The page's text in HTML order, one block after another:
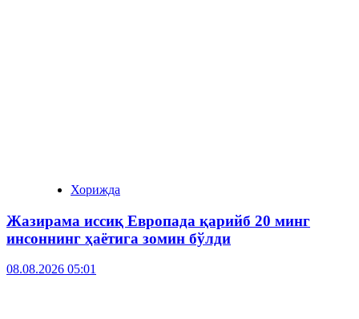
Хорижда
Жазирама иссиқ Европада қарийб 20 минг
инсоннинг ҳаётига зомин бўлди
08.08.2026 05:01